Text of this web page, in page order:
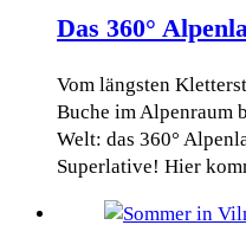
Das 360°
Vom längsten
Buche im Alpenraum
Welt: das 360°
Superlative! Hier